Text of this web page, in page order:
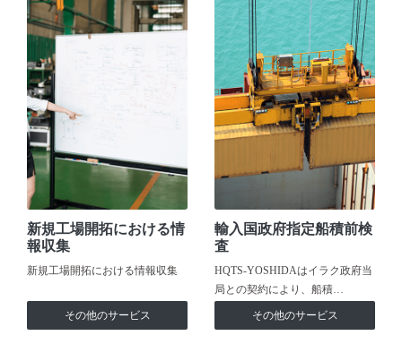
新規工場開拓における情
報収集
新規工場開拓における情報収集
その他のサービス
輸入国政府指定船積前検
査
HQTS-YOSHIDAはイラク政府当
局との契約により、船積…
その他のサービス